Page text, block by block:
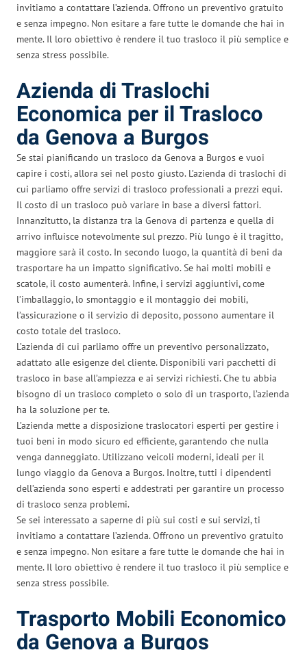
invitiamo a contattare l’azienda. Offrono un preventivo gratuito
e senza impegno. Non esitare a fare tutte le domande che hai in
mente. Il loro obiettivo è rendere il tuo trasloco il più semplice e
senza stress possibile.
Azienda di Traslochi
Economica per il Trasloco
da Genova a Burgos
Se stai pianificando un trasloco da Genova a Burgos e vuoi
capire i costi, allora sei nel posto giusto. L’azienda di traslochi di
cui parliamo offre servizi di trasloco professionali a prezzi equi.
Il costo di un trasloco può variare in base a diversi fattori.
Innanzitutto, la distanza tra la Genova di partenza e quella di
arrivo influisce notevolmente sul prezzo. Più lungo è il tragitto,
maggiore sarà il costo. In secondo luogo, la quantità di beni da
trasportare ha un impatto significativo. Se hai molti mobili e
scatole, il costo aumenterà. Infine, i servizi aggiuntivi, come
l’imballaggio, lo smontaggio e il montaggio dei mobili,
l’assicurazione o il servizio di deposito, possono aumentare il
costo totale del trasloco.
L’azienda di cui parliamo offre un preventivo personalizzato,
adattato alle esigenze del cliente. Disponibili vari pacchetti di
trasloco in base all’ampiezza e ai servizi richiesti. Che tu abbia
bisogno di un trasloco completo o solo di un trasporto, l’azienda
ha la soluzione per te.
L’azienda mette a disposizione traslocatori esperti per gestire i
tuoi beni in modo sicuro ed efficiente, garantendo che nulla
venga danneggiato. Utilizzano veicoli moderni, ideali per il
lungo viaggio da Genova a Burgos. Inoltre, tutti i dipendenti
dell’azienda sono esperti e addestrati per garantire un processo
di trasloco senza problemi.
Se sei interessato a saperne di più sui costi e sui servizi, ti
invitiamo a contattare l’azienda. Offrono un preventivo gratuito
e senza impegno. Non esitare a fare tutte le domande che hai in
mente. Il loro obiettivo è rendere il tuo trasloco il più semplice e
senza stress possibile.
Trasporto Mobili Economico
da Genova a Burgos